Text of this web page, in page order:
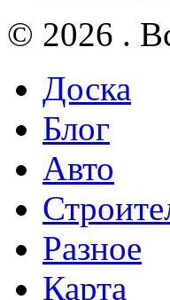
© 2026 .
Доска
Блог
Авто
Разное
Карта